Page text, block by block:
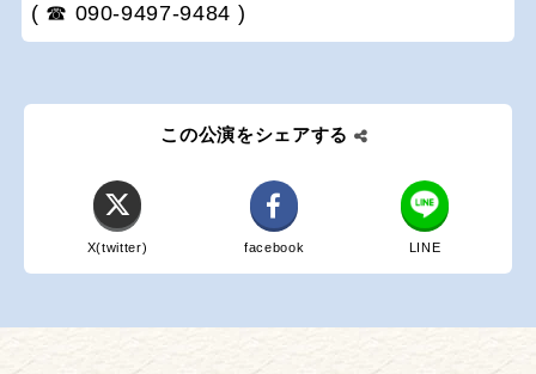
( ☎ 090-9497-9484 )
この公演をシェアする
X(twitter) facebook LINE